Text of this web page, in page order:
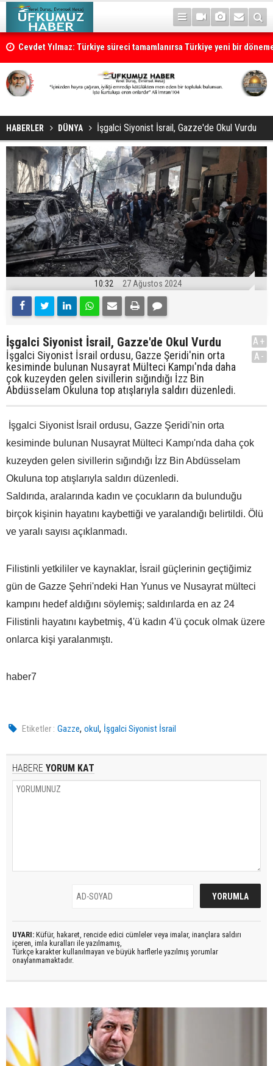
Cevdet Yılmaz: Türkiye süreci tamamlanırsa Türkiye yeni bir
HABERLER DÜNYA İşgalci Siyonist İsrail, Gazze'de Okul Vurdu
10:32 27 Ağustos 2024
İşgalci Siyonist İsrail, Gazze'de Okul Vurdu
İşgalci Siyonist İsrail ordusu, Gazze Şeridi'nin orta
kesiminde bulunan Nusayrat Mülteci Kampı'nda daha
çok kuzeyden gelen sivillerin sığındığı İzz Bin
Abdüsselam Okuluna top atışlarıyla saldırı düzenledi.
A+
A-
İşgalci Siyonist İsrail ordusu, Gazze Şeridi'nin orta
kesiminde bulunan Nusayrat Mülteci Kampı'nda daha çok
kuzeyden gelen sivillerin sığındığı İzz Bin Abdüsselam
Okuluna top atışlarıyla saldırı düzenledi.
Saldırıda, aralarında kadın ve çocukların da bulunduğu
birçok kişinin hayatını kaybettiği ve yaralandığı belirtildi. Ölü
ve yaralı sayısı açıklanmadı.
Filistinli yetkililer ve kaynaklar, İsrail güçlerinin geçtiğimiz
gün de Gazze Şehri'ndeki Han Yunus ve Nusayrat mülteci
kampını hedef aldığını söylemiş; saldırılarda en az 24
Filistinli hayatını kaybetmiş, 4'ü kadın 4'ü çocuk olmak üzere
onlarca kişi yaralanmıştı.
haber7
Etiketler : Gazze,okul, İşgalci Siyonist İsrail
HABERE YORUM KAT
UYARI: Küfür, hakaret, rencide edici cümleler veya imalar, inançlara saldırı
içeren, imla kuralları ile yazılmamış,
Türkçe karakter kullanılmayan ve büyük harflerle yazılmış yorumlar
onaylanmamaktadır.